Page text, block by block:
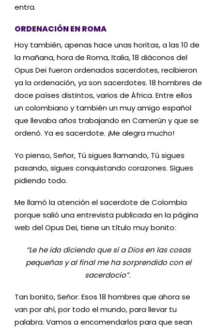
entra.
ORDENACIÓN EN ROMA
Hoy también, apenas hace unas horitas, a las 10 de
la mañana, hora de Roma, Italia, 18 diáconos del
Opus Dei fueron ordenados sacerdotes, recibieron
ya la ordenación, ya son sacerdotes. 18 hombres de
doce países distintos, varios de África. Entre ellos
un colombiano y también un muy amigo español
que llevaba años trabajando en Camerún y que se
ordenó. Ya es sacerdote. ¡Me alegra mucho!
Yo pienso, Señor, Tú sigues llamando, Tú sigues
pasando, sigues conquistando corazones. Sigues
pidiendo todo.
Me llamó la atención el sacerdote de Colombia
porque salió una entrevista publicada en la página
web del Opus Dei, tiene un título muy bonito:
“Le he ido diciendo que sí a Dios en las cosas
pequeñas y al final me ha sorprendido con el
sacerdocio”.
Tan bonito, Señor. Esos 18 hombres que ahora se
van por ahí, por todo el mundo, para llevar tu
palabra. Vamos a encomendarlos para que sean